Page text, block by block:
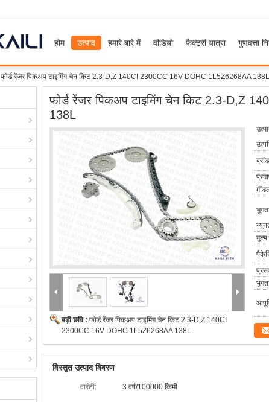
होम उत्पाद हमारे बारे में वीडियो फैक्टरी यात्रा गुणवत्ता
फोर्ड रेंजर पिकअप टाइमिंग चेन किट 2.3-D,Z 140CI 2300CC 16V DOHC 1L5Z6268AA 138L
फोर्ड रेंजर पिकअप टाइमिंग चेन किट 2.3-D,Z
138L
बड़ी छवि : फोर्ड रेंजर पिकअप टाइमिंग चेन किट 2.3-D,Z 140CI
2300CC 16V DOHC 1L5Z6268AA 138L
मूल्य:
विस्तृत उत्पाद विवरण
वारंटी: 3 वर्ष/100000 किमी